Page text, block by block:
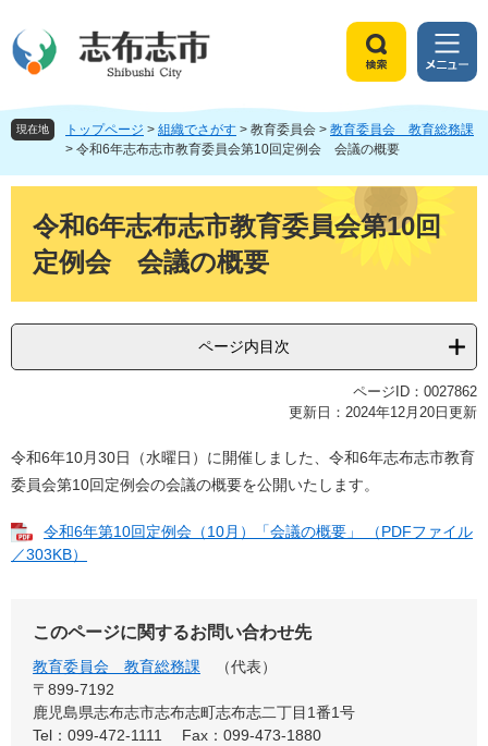
ジ
頭
ュ
飛
索
メ
ニ
ュ
ー
現在地 トップページ > 組織でさがす > 教育委員会 > 教育委員会 教育総務課
> 令和6年志布志市教育委員会第10回定例会 会議の概要
令和6年志布志市教育委員会第10回
定例会 会議の概要
ページ内目次
ページID：0027862
更新日：2024年12月20日更新
令和6年10月30日（水曜日）に開催しました、令和6年志布志市教育
委員会第10回定例会の会議の概要を公開いたします。
令和6年第10回定例会（10月）「会議の概要」 （PDFファイル
／303KB）
このページに関するお問い合わせ先
教育委員会 教育総務課
代表
〒899-7192
鹿児島県志布志市志布志町志布志二丁目1番1号
Tel：099-472-1111
Fax：099-473-1880